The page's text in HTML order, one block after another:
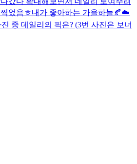
었음ㅎ내가 좋아하는 가을하늘🍂☁️
진 중 데일리의 픽은? (3번 사진은 보너